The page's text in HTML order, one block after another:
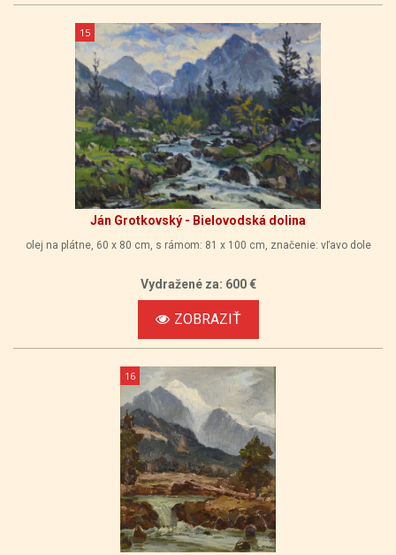
15
Ján Grotkovský - Bielovodská dolina
olej na plátne, 60 x 80 cm, s rámom: 81 x 100 cm, značenie: vľavo dole
Vydražené za: 600 €
ZOBRAZIŤ
16